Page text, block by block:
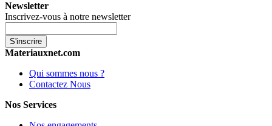
Newsletter
Inscrivez-vous à notre newsletter
S'inscrire
Materiauxnet.com
Qui sommes nous ?
Contactez Nous
Nos Services